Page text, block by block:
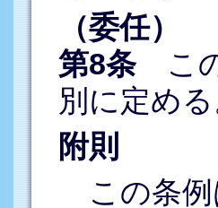
（委任）
第8条この
別に定める
附則
この条例